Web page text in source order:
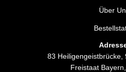
Über
83 Heiligengeistbrücke,
Freistaat